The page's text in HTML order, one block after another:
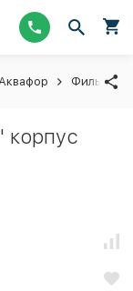
Фильтры
корпус